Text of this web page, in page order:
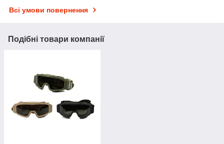
Всі умови повернення
Подібні товари компанії